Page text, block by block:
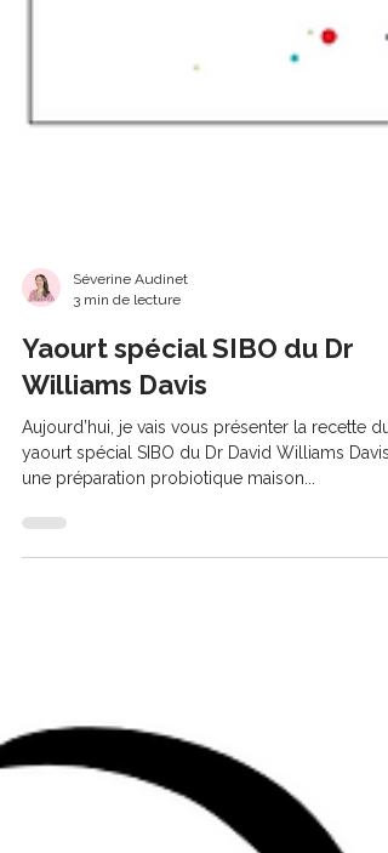
3 min de lecture
Yaourt spécial SIBO du Dr
Williams Davis
Aujourd’hui, je vais vous présenter la recette du
une préparation probiotique maison...